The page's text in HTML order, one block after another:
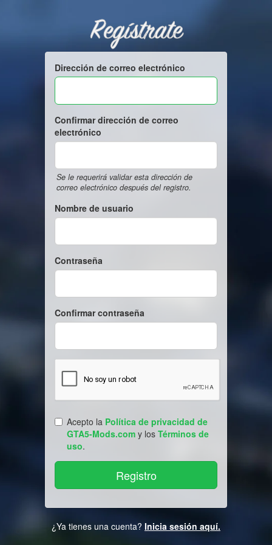
Regístrate
Dirección de correo electrónico
Confirmar dirección de correo
electrónico
Se le requerirá validar esta dirección de
correo electrónico después del registro.
Nombre de usuario
Contraseña
Confirmar contraseña
Acepto la Política de privacidad de
GTA5-Mods.com y los Términos de
uso.
¿Ya tienes una cuenta? Inicia sesión aquí.